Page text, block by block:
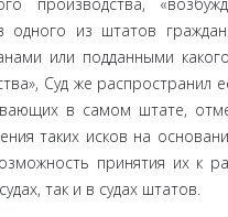
одного из штатов
или подданными
Суд же распространил
в самом штате,
таких исков на
принятия их к
так и в судах штатов.